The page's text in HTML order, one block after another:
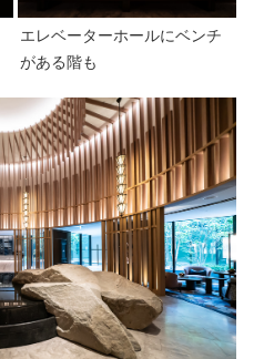
エレベーターホールにベンチ
がある階も